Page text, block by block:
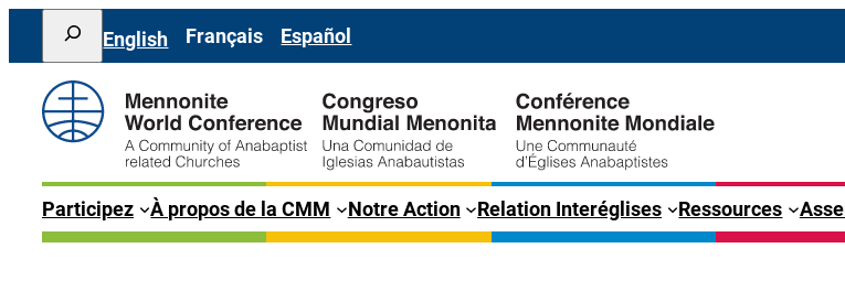
Aller
contenu
Search
English Français Español
Participez À propos de la CMM Notre Action Relation Interéglises Ressources